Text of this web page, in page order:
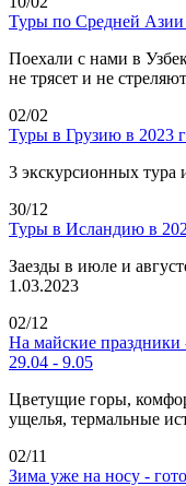
Туры по Средней Азии
Поехали с нами в
не трясет и не
02/02
Туры в Грузию в 2023
3 экскурсионных тура
30/12
Туры в Исландию в
Заезды в июле и
1.03.2023
02/12
На майские
29.04 - 9.05
Цветущие горы,
ущелья, термальные
02/11
Зима уже на носу -